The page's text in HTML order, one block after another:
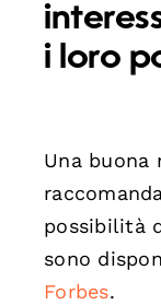
i loro
Una buona
possibilità
sono
Forbes.